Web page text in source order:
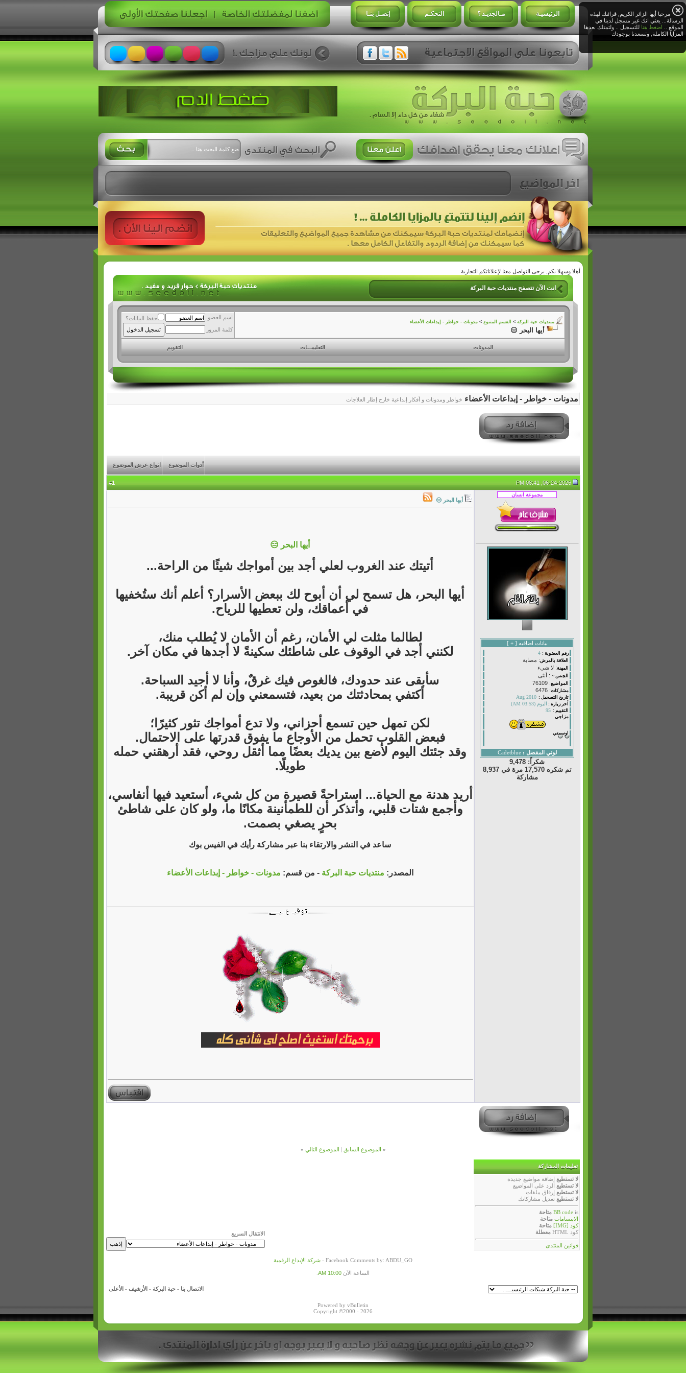
الرئيسيـة مـالجديـد ؟ التحكـم إتصـل بنـا
أهلا وسهلا بكم, يرجى التواصل معنا لإعلاناتكم التجارية
انت الآن تتصفح منتديات حبة البركة
منتديات حبة البركة > القسم المتنوع > مدونات - خواطر - إبداعات الأعضاء
أيها البحر 😑
اسم العضو
حفظ البيانات؟
كلمة المرور
المدونات التعليمـــات التقويم
مدونات - خواطر - إبداعات الأعضاء خواطر ومدونات و أفكار إبداعية خارج إطار العلاجات
أدوات الموضوع انواع عرض الموضوع
06-24-2026, 08:41 PM
#
1
بيانات اضافيه [+
]
رقم العضوية : 4
العلاقة بالمرض: مصابة
المهنة: لا شيء
الجنس ~ : أنثى
المواضيع: 76109
مشاركات: 6476
تاريخ التسجيل : Aug 2010
أخر زيارة : اليوم (03:53 AM)
التقييم : 95
مزاجي
اوسمتي
لوني المفضل :Cadetblue
شكراً: 9,478
تم شكره 17,570 مرة في 8,937
مشاركة
أيها البحر 😑
أيها البحر 😑
أتيتك عند الغروب لعلي أجد بين أمواجك شيئًا من الراحة...
أيها البحر، هل تسمح لي أن أبوح لك ببعض الأسرار؟ أعلم أنك ستُخفيها
في أعماقك، ولن تعطيها للرياح.
لطالما مثلت لي الأمان، رغم أن الأمان لا يُطلب منك،
لكنني أجد في الوقوف على شاطئك سكينةً لا أجدها في مكان آخر.
سأبقى عند حدودك، فالغوص فيك غرقٌ، وأنا لا أجيد السباحة.
أكتفي بمحادثتك من بعيد، فتسمعني وإن لم أكن قريبة.
لكن تمهل حين تسمع أحزاني، ولا تدع أمواجك تثور كثيرًا؛
فبعض القلوب تحمل من الأوجاع ما يفوق قدرتها على الاحتمال.
وقد جئتك اليوم لأضع بين يديك بعضًا مما أثقل روحي، فقد أرهقني حمله
طويلًا.
أريد هدنة مع الحياة... استراحةً قصيرة من كل شيء، أستعيد فيها أنفاسي،
وأجمع شتات قلبي، وأتذكر أن للطمأنينة مكانًا ما، ولو كان على شاطئ
بحرٍ يصغي بصمت.
ساعد في النشر والارتقاء بنا عبر مشاركة رأيك في الفيس بوك
المصدر: منتديات حبة البركة - من قسم: مدونات - خواطر - إبداعات الأعضاء
« الموضوع السابق | الموضوع التالي »
تعليمات المشاركة
لا تستطيع إضافة مواضيع جديدة
لا تستطيع الرد على المواضيع
لا تستطيع إرفاق ملفات
لا تستطيع تعديل مشاركاتك
BB codeis
متاحة
الابتسامات متاحة
كود [IMG]
متاحة
كود HTML
معطلة
قوانين المنتدى
الانتقال السريع
Facebook Comments by: ABDU_GO - شركة الإبداع الرقمية
مرحبا أيها الزائر الكريم, قرائتك لهذه
الرسالة... يعني انك غير مسجل لدينا في
الموقع .. اضغط هنا للتسجيل .. ولتمتلك بعدها
المزايا الكاملة, وتسعدنا بوجودك
الساعة الآن 10:00 AM
الاتصال بنا -حبة البركة - الأرشيف - الأعلى
Powered by vBulletin
Copyright ©2000 - 2026